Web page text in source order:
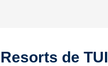
Resorts de